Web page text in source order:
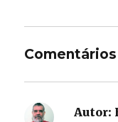
Comentários
Autor: